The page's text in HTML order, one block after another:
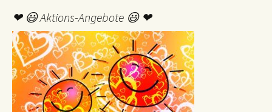
❤ 😃 Aktions-Angebote 😃 ❤